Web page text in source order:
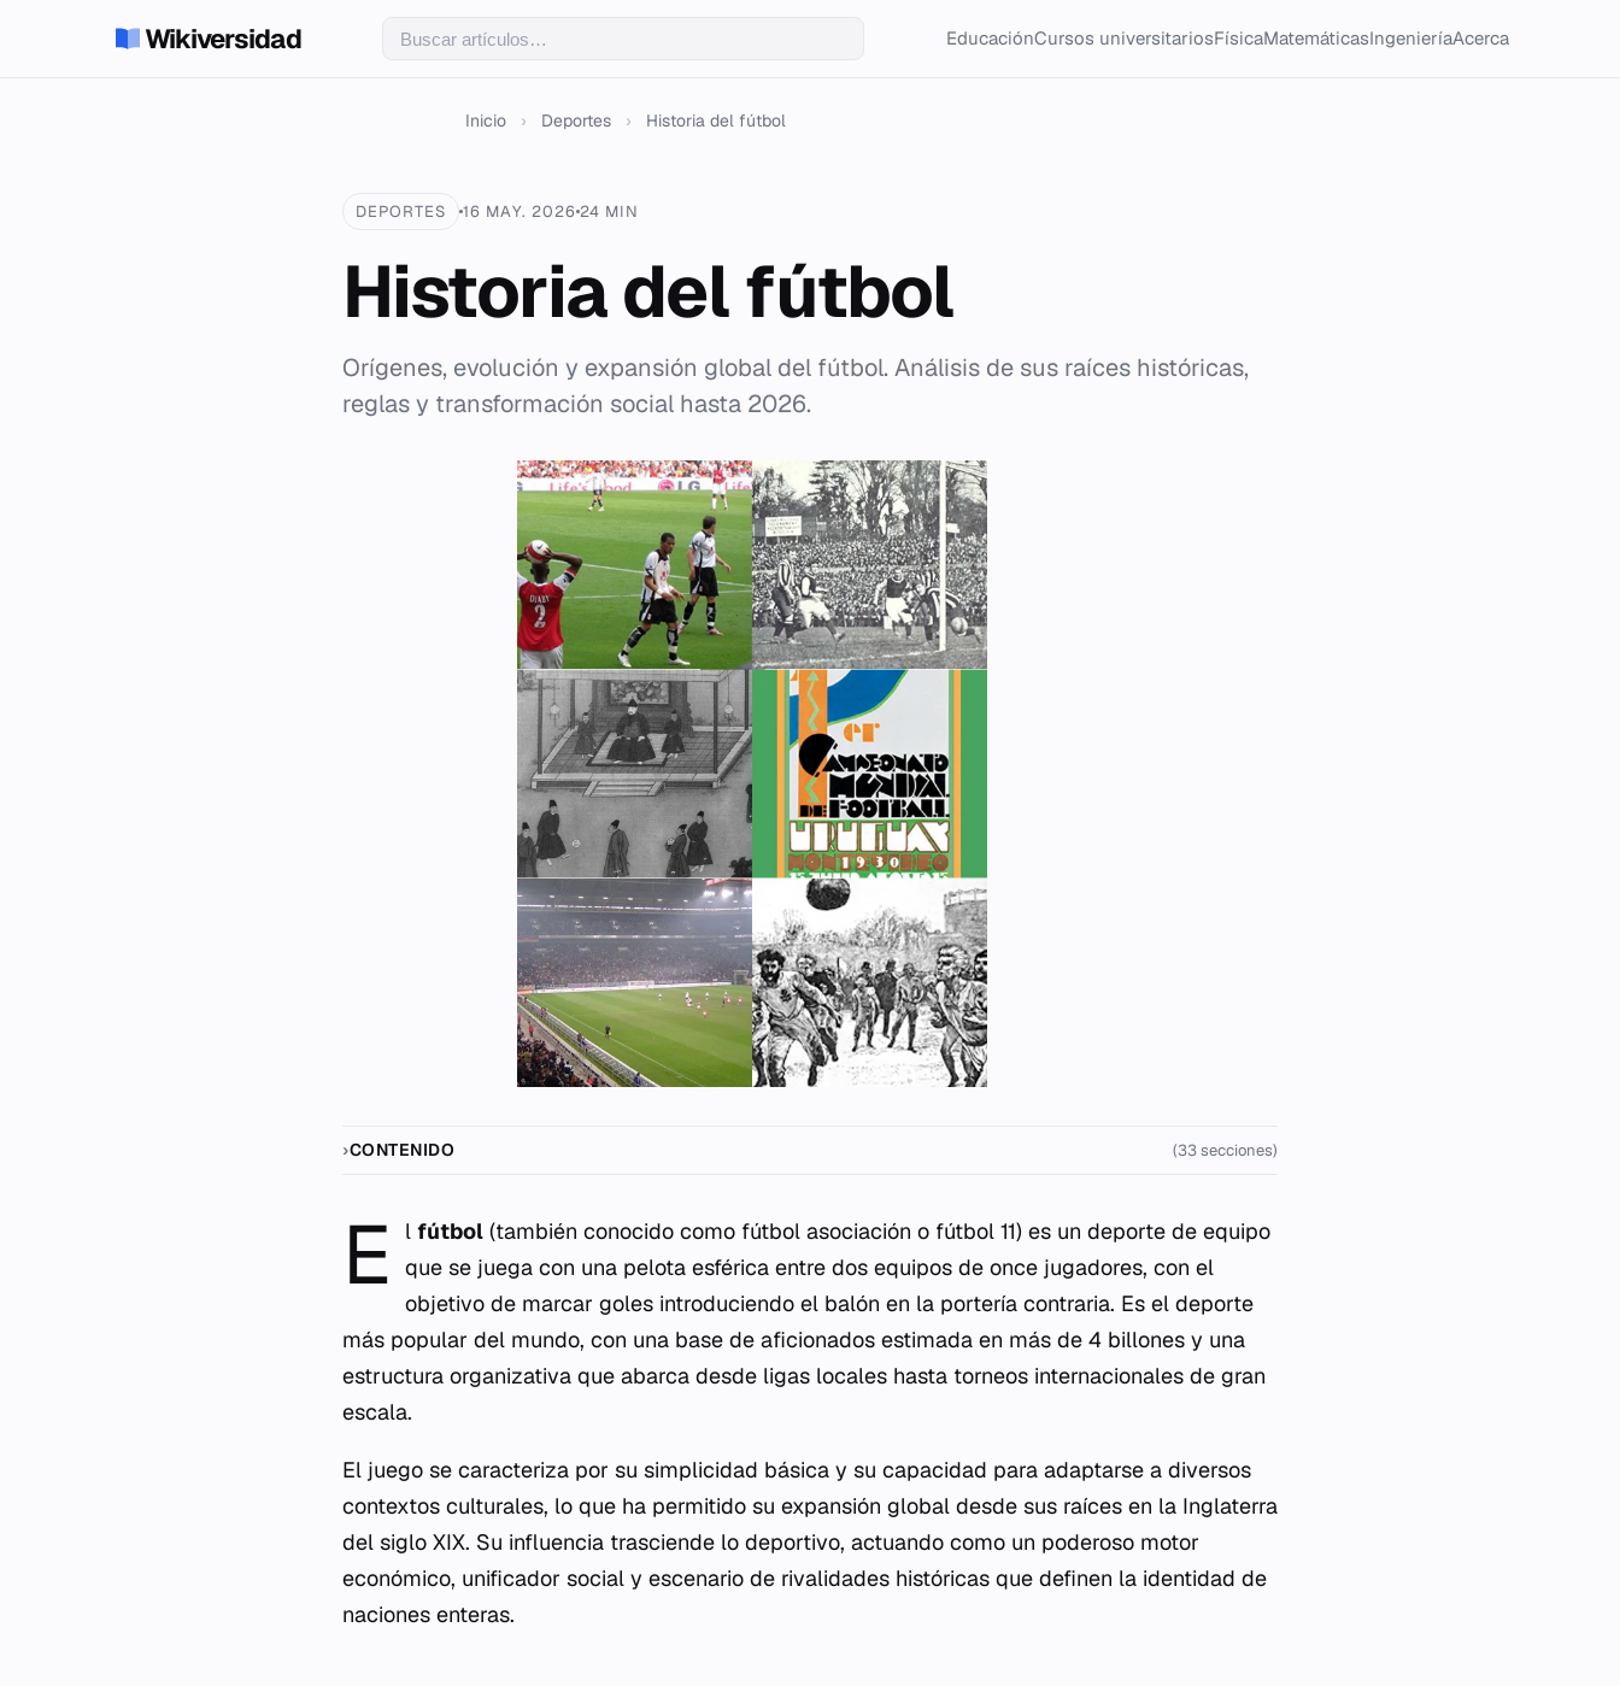
Wikiversidad EducaciónCursos universitariosFísicaMatemáticasIngenieríaAcerca
Inicio › Deportes › Historia del fútbol
DEPORTES 16 MAY. 2026 24 MIN
Historia del fútbol
Orígenes, evolución y expansión global del fútbol. Análisis de sus raíces históricas,
reglas y transformación social hasta 2026.
CONTENIDO (33 secciones)
E lfútbol (también conocido como fútbol asociación o fútbol 11) es un deporte de equipo
que se juega con una pelota esférica entre dos equipos de once jugadores, con el
objetivo de marcar goles introduciendo el balón en la portería contraria. Es el deporte
más popular del mundo, con una base de aficionados estimada en más de 4 billones y una
estructura organizativa que abarca desde ligas locales hasta torneos internacionales de gran
escala.
El juego se caracteriza por su simplicidad básica y su capacidad para adaptarse a diversos
contextos culturales, lo que ha permitido su expansión global desde sus raíces en la Inglaterra
del siglo XIX. Su influencia trasciende lo deportivo, actuando como un poderoso motor
económico, unificador social y escenario de rivalidades históricas que definen la identidad de
naciones enteras.